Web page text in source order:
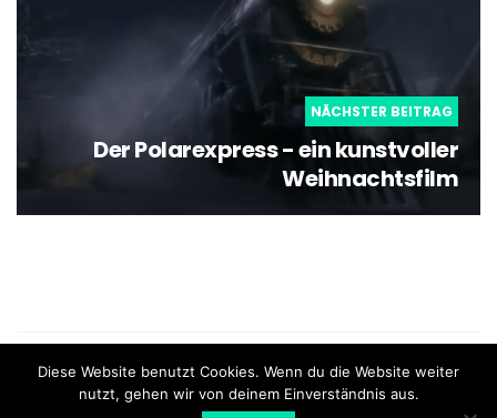
NÄCHSTER BEITRAG
Der Polarexpress - ein kunstvoller
Weihnachtsfilm
Impressum
Diese Website benutzt Cookies. Wenn du die Website weiter
nutzt, gehen wir von deinem Einverständnis aus.